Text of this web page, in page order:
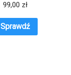
99,00 zł
Sprawdź